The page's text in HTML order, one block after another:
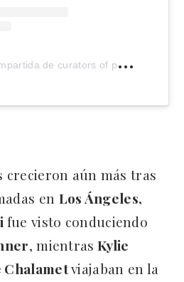
U
na publicación compartida de curators of pop culture (@deuxmoi)
crecieron aún más tras
en Los Ángeles,
fue visto conduciendo
, mientras Kylie
Chalametviajaban en la